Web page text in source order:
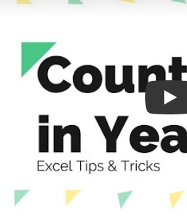
Play